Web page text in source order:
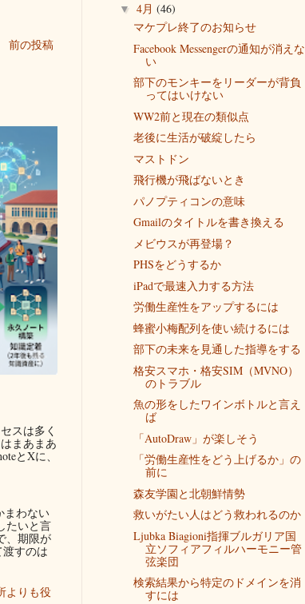
前の投稿
スは多く
まあまあ
とXに、
まわない
たいと言
、期限が
すのは
よりも役
▼ 4月 (46)
マケプレ終了のお知らせ
Facebook Messengerの通知が消えな
い
部下のモンキーをリーダーが背負
ってはいけない
WW2前と現在の類似点
老後に生活が破綻したら
マストドン
飛行機が飛ばないとき
パノプティコンの意味
Gmailのタイトルを書き換える
メビウスが再登場？
PHSをどうするか
iPadで最速入力する方法
労働生産性をアップするには
蜂蜜小梅配列を使い続けるには
部下の未来を見通した指導をする
格安スマホ・格安SIM（MVNO）
のトラブル
魚の形をしたワインボトルと言え
ば
「AutoDraw」が楽しそう
「労働生産性をどう上げるか」の
前に
森友学園と北朝鮮情勢
救いがたい人はどう救われるのか
Ljubka Biagioni指揮ブルガリア国
立ソフィアフィルハーモニー管
弦楽団
検索結果から特定のドメインを消
すには